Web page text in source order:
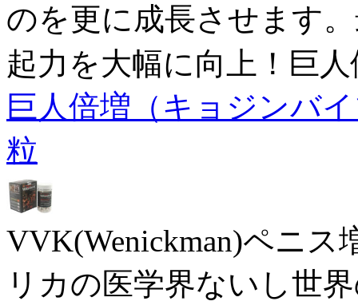
のを更に成長させます
起力を大幅に向上！巨
巨人倍増（キョジンバ
粒
VVK(Wenickman)ペニ
リカの医学界ないし世